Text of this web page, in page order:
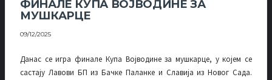
ФИНАЛЕ КУПА ВОЈВОДИНЕ ЗА
МУШКАРЦЕ
09/12/2025
Данас се игра финале Купа Војводине за мушкарце, у којем се
састају Лавови БП из Бачке Паланке и Славија из Новог Сада.